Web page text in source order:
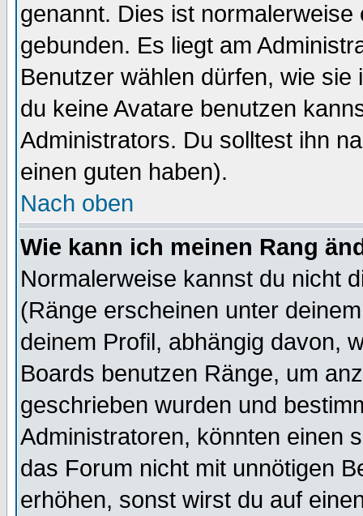
genannt. Dies ist
gebunden. Es liegt am
Benutzer wählen dürfen, wie
du keine Avatare benutzen
Administrators. Du solltest ihn
einen guten haben).
Nach oben
Wie kann ich meinen Rang
Normalerweise kannst du nicht
(Ränge erscheinen unter
deinem Profil, abhängig davon,
Boards benutzen Ränge, um
geschrieben wurden und
Administratoren, könnten einen
das Forum nicht mit unnötigen
erhöhen, sonst wirst du auf